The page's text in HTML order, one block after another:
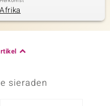
Afrika
sieraden